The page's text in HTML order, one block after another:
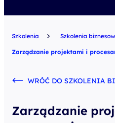
Szkolenia Szkolenia
Zarządzanie projektami i
WRÓĆ DO SZKOLENIA
Zarządzanie